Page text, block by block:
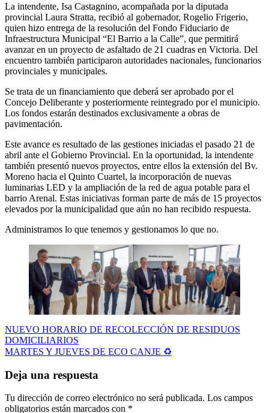
La intendente, Isa Castagnino, acompañada por la diputada
provincial Laura Stratta, recibió al gobernador, Rogelio Frigerio,
quien hizo entrega de la resolución del Fondo Fiduciario de
Infraestructura Municipal “El Barrio a la Calle”, que permitirá
avanzar en un proyecto de asfaltado de 21 cuadras en Victoria. Del
encuentro también participaron autoridades nacionales, funcionarios
provinciales y municipales.
Se trata de un financiamiento que deberá ser aprobado por el
Concejo Deliberante y posteriormente reintegrado por el municipio.
Los fondos estarán destinados exclusivamente a obras de
pavimentación.
Este avance es resultado de las gestiones iniciadas el pasado 21 de
abril ante el Gobierno Provincial. En la oportunidad, la intendente
también presentó nuevos proyectos, entre ellos la extensión del Bv.
Moreno hacia el Quinto Cuartel, la incorporación de nuevas
luminarias LED y la ampliación de la red de agua potable para el
barrio Arenal. Estas iniciativas forman parte de más de 15 proyectos
elevados por la municipalidad que aún no han recibido respuesta.
Administramos lo que tenemos y gestionamos lo que no.
Navegación
de
NUEVO HORARIO DE RECOLECCIÓN DE RESIDUOS
DOMICILIARIOS
MARTES Y JUEVES DE ECO CANJE ♻️
Deja una respuesta
Tu dirección de correo electrónico no será publicada. Los campos
obligatorios están marcados con *